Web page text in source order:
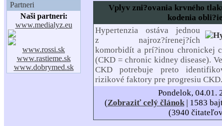
Partneri
Naši partneri:
www.medialyz.eu
www.rossi.sk
www.rastieme.sk
www.dobrymed.sk
Vplyv zni?ovania krvného
kodenia
Hypertenzia ostáva jednou
z najroz?írenej?ích
komorbidít a prí?inou chronickej
(CKD = chronic kidney disease).
CKD potrebuje preto
rizikové faktory pre progresiu CKD.
Pondelok, 04.01.
(Zobraziť celý článok| 1583
(3940